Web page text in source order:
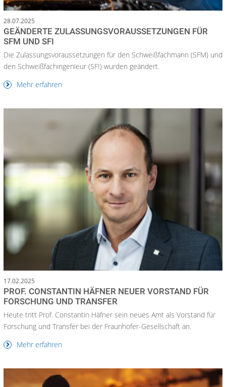
28.07.2025
GEÄNDERTE ZULASSUNGSVORAUSSETZUNGEN FÜR
SFM UND SFI
Die Zulassungsvoraussetzungen für den Schweißfachmann (SFM) und
den Schweißfachingenieur (SFI) wurden geändert.
Mehr erfahren
17.02.2025
PROF. CONSTANTIN HÄFNER NEUER VORSTAND FÜR
FORSCHUNG UND TRANSFER
Heute tritt Prof. Constantin Häfner sein neues Amt als Vorstand für
Forschung und Transfer bei der Fraunhofer-Gesellschaft an.
Mehr erfahren